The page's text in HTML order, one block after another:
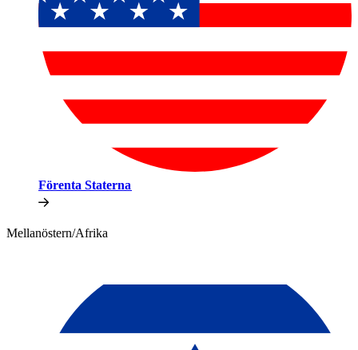
Förenta Staterna​​
Mellanöstern/Afrika​​